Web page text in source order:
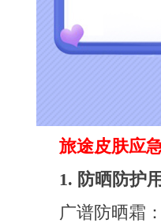
旅途皮肤应急
1. 防晒防护用
广谱防晒霜：